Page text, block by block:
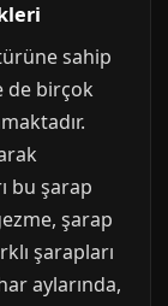
sahip
de birçok
bu şarap
şarap
şarapları
aylarında,